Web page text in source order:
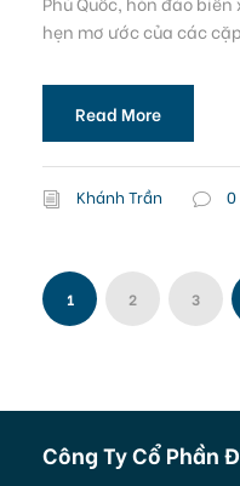
hẹn mơ ước của các
Read More
Khánh Trần 0
1 2 3
Công Ty Cổ Phần